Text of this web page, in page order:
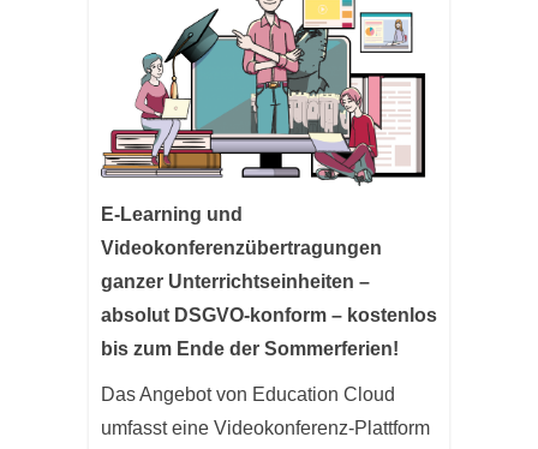
E-Learning und
Videokonferenzübertragungen
ganzer Unterrichtseinheiten –
absolut DSGVO-konform – kostenlos
bis zum Ende der Sommerferien!
Das Angebot von Education Cloud
umfasst eine Videokonferenz-Plattform